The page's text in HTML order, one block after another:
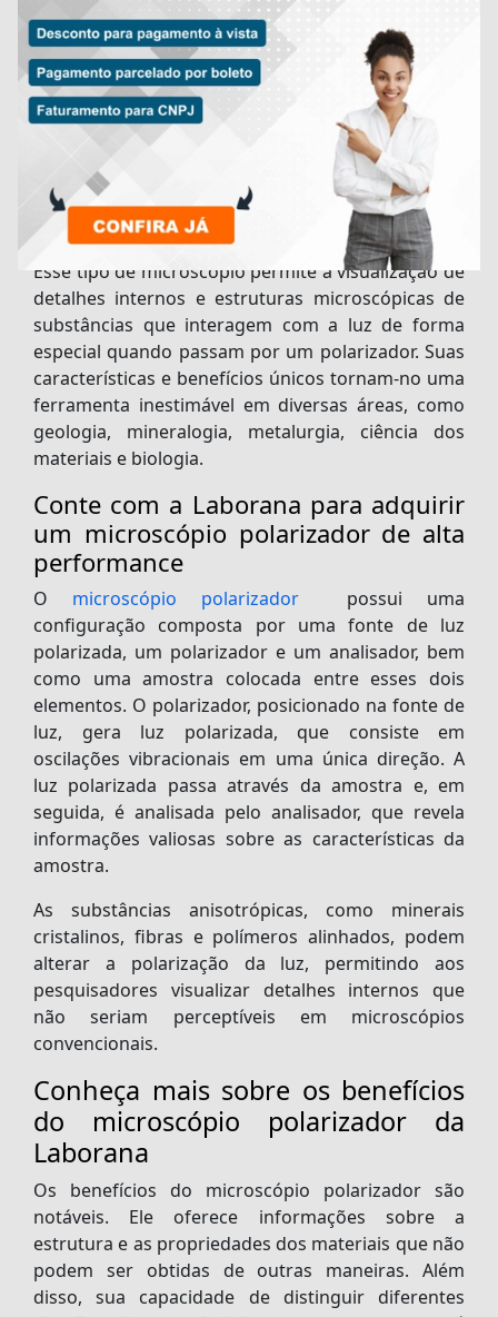
Você está pronto para descobrir estudar
substâncias anisotrópicas com alta precisão e
transformar sua pesquisa? O
microscópio
polarizadorda Laborana é a chave para desvendar
estruturas microscópicas invisíveis a olho nu,
utilizado para examinar materiais anisotrópicos,
ou seja, materiais que apresentam diferentes
propriedades físicas dependendo da direção em
que são observados.
Esse tipo de microscópio permite a visualização de
detalhes internos e estruturas microscópicas de
substâncias que interagem com a luz de forma
especial quando passam por um polarizador. Suas
características e benefícios únicos tornam-no uma
ferramenta inestimável em diversas áreas, como
geologia, mineralogia, metalurgia, ciência dos
materiais e biologia.
Conte com a Laborana para adquirir
um microscópio polarizador de alta
performance
O microscópio polarizadorpossui uma
configuração composta por uma fonte de luz
polarizada, um polarizador e um analisador, bem
como uma amostra colocada entre esses dois
elementos. O polarizador, posicionado na fonte de
luz, gera luz polarizada, que consiste em
oscilações vibracionais em uma única direção. A
luz polarizada passa através da amostra e, em
seguida, é analisada pelo analisador, que revela
informações valiosas sobre as características da
amostra.
As substâncias anisotrópicas, como minerais
cristalinos, fibras e polímeros alinhados, podem
alterar a polarização da luz, permitindo aos
pesquisadores visualizar detalhes internos que
não seriam perceptíveis em microscópios
convencionais.
Conheça mais sobre os benefícios
do microscópio polarizador da
Laborana
Os benefícios do microscópio polarizador são
notáveis. Ele oferece informações sobre a
estrutura e as propriedades dos materiais que não
podem ser obtidas de outras maneiras. Além
disso, sua capacidade de distinguir diferentes